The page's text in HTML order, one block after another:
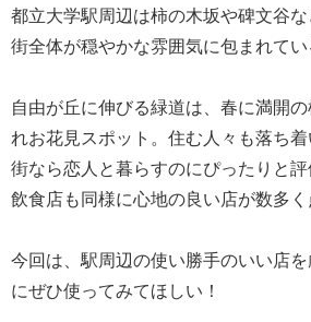
都立大学駅周辺は柿の木坂や碑文谷な
街全体が穏やかな雰囲気に包まれてい
自由が丘に伸びる緑道は、春に満開
れお花見スポット。住む人々も落ち
街なら恋人と暮らすのにぴったりと評
飲食店も同様に心地の良い店が数多く
今回は、駅周辺の使い勝手のいい店
にぜひ使ってみてほしい！